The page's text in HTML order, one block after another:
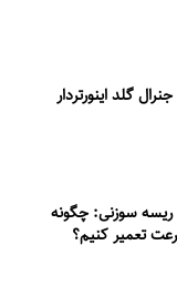
گلد اینورتر‌دار
ریسه سوزنی: چگونه
تعمیر کنیم؟